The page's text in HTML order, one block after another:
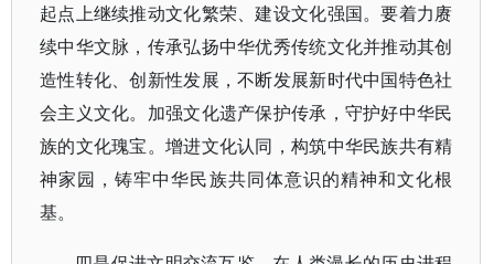
起点上继续推动文化繁荣、建设文化强国。要着力赓
续中华文脉，传承弘扬中华优秀传统文化并推动其创
造性转化、创新性发展，不断发展新时代中国特色社
会主义文化。加强文化遗产保护传承，守护好中华民
族的文化瑰宝。增进文化认同，构筑中华民族共有精
神家园，铸牢中华民族共同体意识的精神和文化根
基。